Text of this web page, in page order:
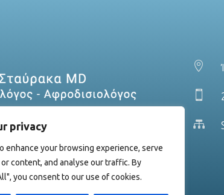
privacy
enhance your browsing experience, serve
content, and analyse our traffic. By
you consent to our use of cookies.


